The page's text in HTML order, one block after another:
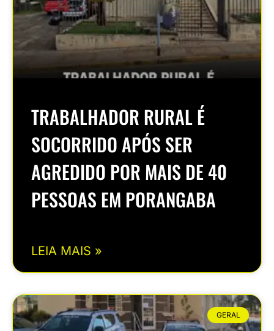
TRABALHADOR RURAL É
SOCORRIDO APÓS SER
AGREDIDO POR MAIS DE 40
PESSOAS EM PORANGABA
LEIA MAIS »
GERAL